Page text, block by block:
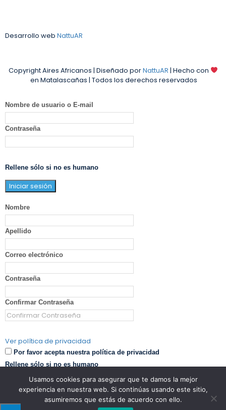
Desarrollo web NattuAR
Copyright Aires Africanos | Diseñado porNattuAR | Hecho con
en Matalascañas | Todos los derechos reservados
Nombre de usuario o E-mail
Contraseña
Rellene sólo si no es humano
Nombre
Apellido
Correo electrónico
Contraseña
Confirmar Contraseña
Ver política de privacidad
Por favor acepta nuestra política de privacidad
Rellene sólo si no es humano
Español English(Inglés )
Usamos cookies para asegurar que te damos la mejor
experiencia en nuestra web. Si continúas usando este sitio,
asumiremos que estás de acuerdo con ello.